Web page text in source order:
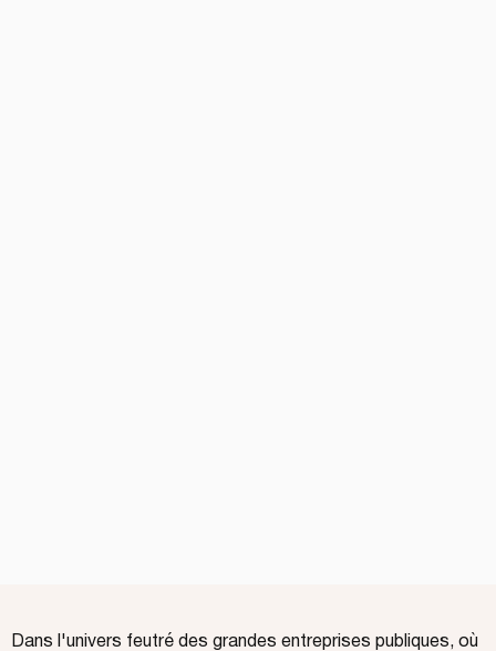
Dans l'univers feutré des grandes entreprises publiques, où